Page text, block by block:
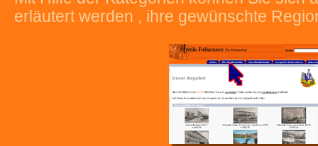
erläutert werden , ihre gewünschte